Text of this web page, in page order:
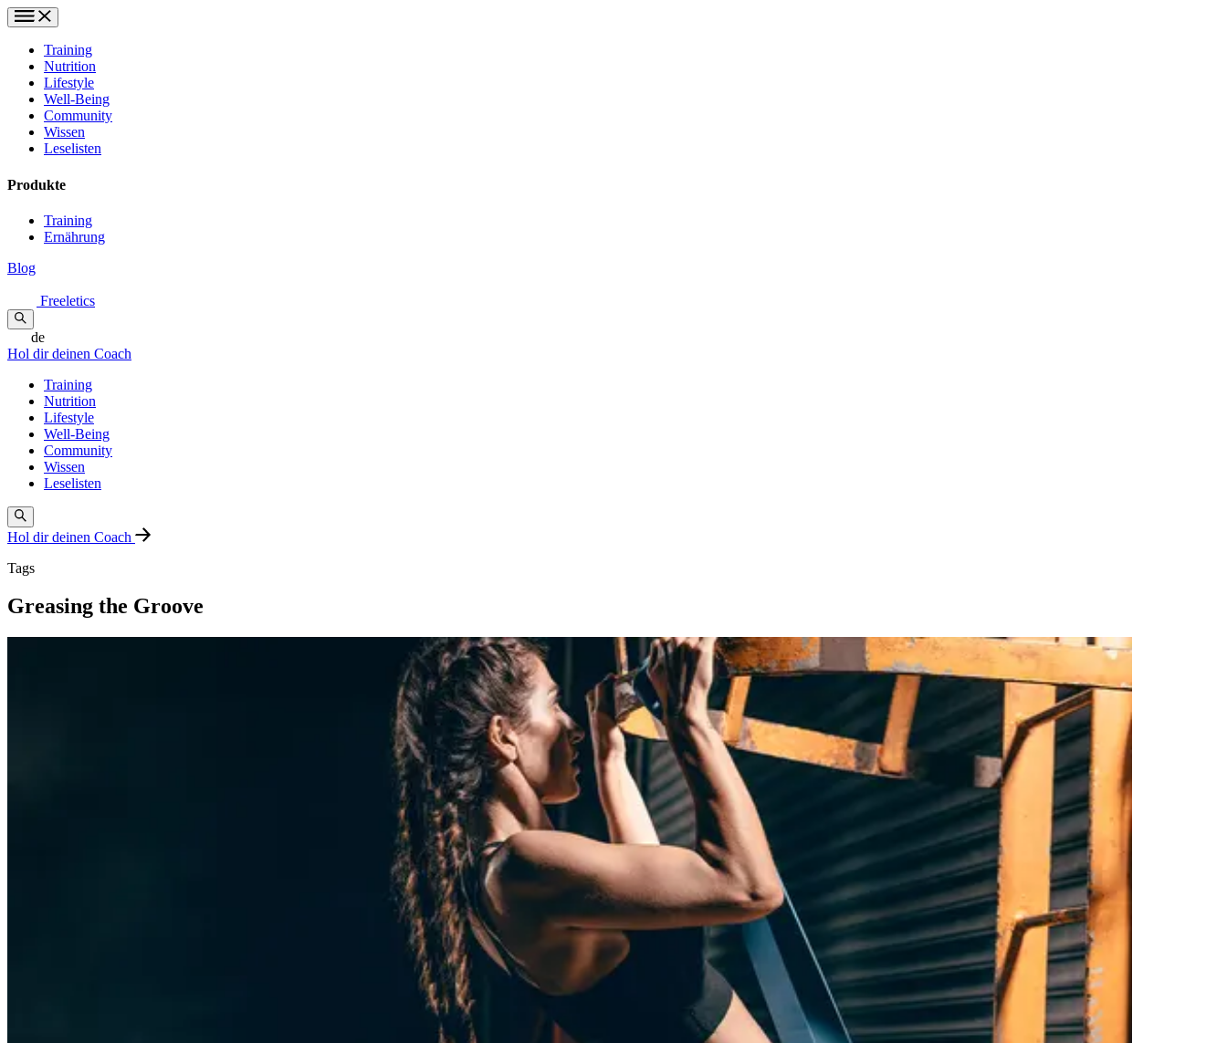
Training
Nutrition
Lifestyle
Well-Being
Community
Wissen
Leselisten
Produkte
Training
Ernährung
Blog
Freeletics
de
Hol dir deinen Coach
Training
Nutrition
Lifestyle
Well-Being
Community
Wissen
Leselisten
Hol dir deinen Coach
Tags
Greasing the Groove